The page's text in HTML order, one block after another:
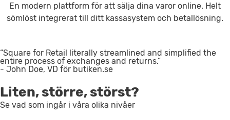
En modern plattform för att sälja dina varor online. Helt
sömlöst integrerat till ditt kassasystem och betallösning.
“Square for Retail literally streamlined and simplified the
entire process of exchanges and returns.”
- John Doe, VD för butiken.se
Liten, större, störst?
Se vad som ingår i våra olika nivåer